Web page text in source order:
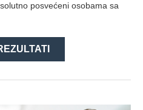
posvećeni osobama sa